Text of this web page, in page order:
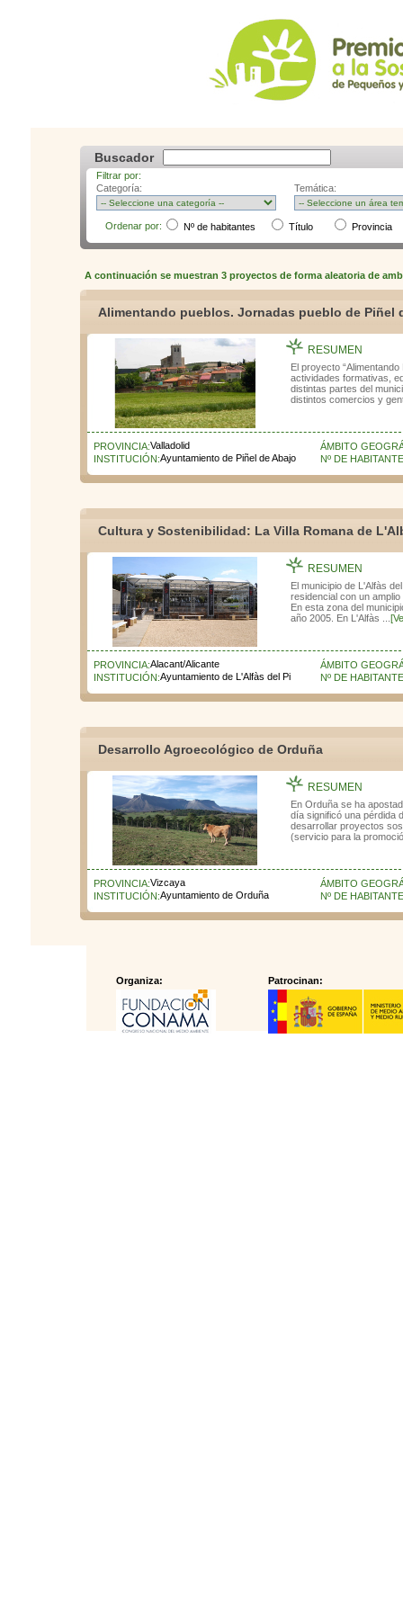
Buscador
Filtrar por:
Categoría:
Temática:
Ordenar por: Nº de habitantes Título
A continuación se muestran 3 proyectos de forma aleatoria de
Alimentando pueblos. Jornadas pueblo de Piñel
RESUMEN
El proyecto
actividades formativas,
distintas partes del
distintos comercios y
ÁMBITO
Nº DE
PROVINCIA:Valladolid
INSTITUCIÓN:Ayuntamiento de Piñel de Abajo
Cultura y Sostenibilidad: La Villa Romana de
RESUMEN
El municipio de L'Alfàs
residencial con un
En esta zona del
año 2005. En L'Alfàs ...
ÁMBITO
Nº DE
PROVINCIA:Alacant/Alicante
INSTITUCIÓN:Ayuntamiento de L'Alfàs del Pi
Desarrollo Agroecológico de Orduña
RESUMEN
En Orduña se ha
día significó una pérdida
desarrollar proyectos
(servicio para la
ÁMBITO
Nº DE
PROVINCIA:Vizcaya
INSTITUCIÓN:Ayuntamiento de Orduña
Organiza: Patrocinan: